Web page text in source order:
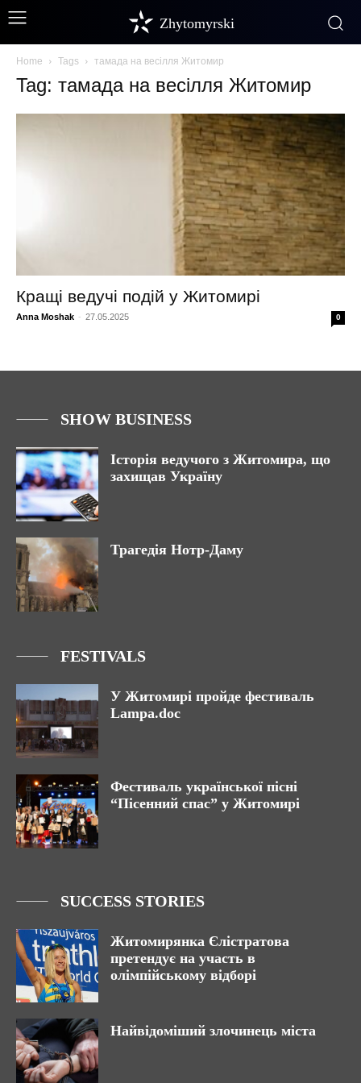
Zhytomyrski
Home Tags тамада на весілля Житомир
Tag: тамада на весілля Житомир
Кращі ведучі подій у Житомирі
Anna Moshak - 27.05.2025 0
SHOW BUSINESS
Історія ведучого з Житомира, що
захищав Україну
Трагедія Нотр-Даму
FESTIVALS
У Житомирі пройде фестиваль
Lampa.doc
Фестиваль української пісні
“Пісенний спас” у Житомирі
SUCCESS STORIES
Житомирянка Єлістратова
претендує на участь в
олімпійському відборі
Найвідоміший злочинець міста